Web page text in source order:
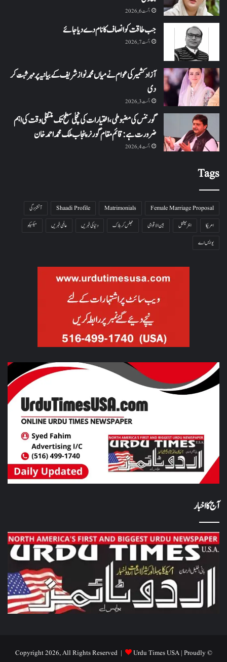
اگست 6, 2026
جب طاقت کو انصاف کا نام دے دیا جائے
اگست 7, 2026
آزاد کشمیر کی عوام نے میاں محمد نواز شریف کے بیانیہ پر مہر ثبت کر
دی
اگست 3, 2026
گورننس کی مضبوطی، اختیارات کی نچلی سطح تک منتقلی وقت کی اہم
ضرورت ہے: قائم مقام گورنر پنجاب ملک محمد احمد خان
اگست 4, 2026
Tags
Female Marriage Proposal
Matrimonials
Shaadi Profile
آتشزدگی
امریکا
انٹرنیشنل بین الاقوامی جھلس کر ہلاک دنیا کی خبریں عالمی خبریں
میکسیکو
یو ایس اے
آج کا اخبار
© Copyright 2026, All Rights Reserved |
Urdu Times USA| Proudly